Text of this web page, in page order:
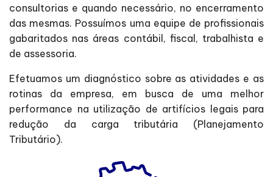
consultorias e quando necessário, no encerramento
das mesmas. Possuímos uma equipe de profissionais
gabaritados nas áreas contábil, fiscal, trabalhista e
de assessoria.
Efetuamos um diagnóstico sobre as atividades e as
rotinas da empresa, em busca de uma melhor
performance na utilização de artifícios legais para
redução da carga tributária (Planejamento
Tributário).